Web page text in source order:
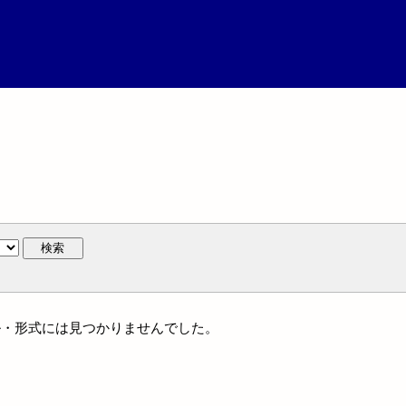
検索
形式には見つかりませんでした。